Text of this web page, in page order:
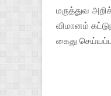
மருத்துவ
விமானம்
கைது